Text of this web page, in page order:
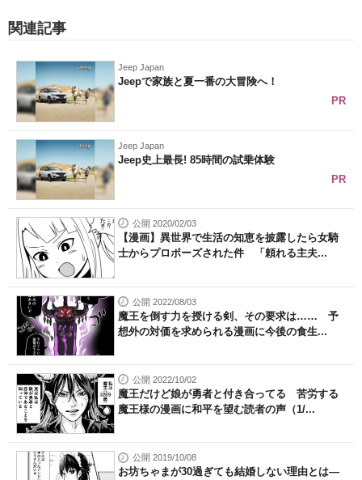
関連記事
Jeep Japan
Jeepで家族と夏一番の大冒険へ！
PR
Jeep Japan
Jeep史上最長! 85時間の試乗体験
PR
公開 2020/02/03
【漫画】異世界で生活の知恵を披露したら女騎
士からプロポーズされた件 「頼れる主夫...
公開 2022/08/03
魔王を倒す力を授ける剣、その要求は…… 予
想外の対価を求められる漫画に今後の食生...
公開 2022/10/02
魔王だけど娘が勇者と付き合ってる 苦労する
魔王様の漫画に和平を望む読者の声（1/...
公開 2019/10/08
お坊ちゃまが30過ぎても結婚しない理由とは―